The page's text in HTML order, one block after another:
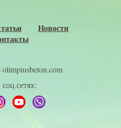
в НиколаевеНовости